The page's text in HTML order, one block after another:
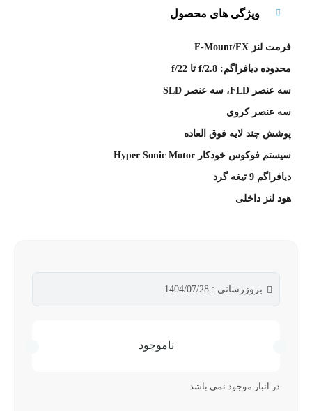
ویژگی های محصول
فرمت لنز F-Mount/FX
محدوده دیافراگم: f/2.8 تا f/22
سه عنصر FLD، سه عنصر SLD
سه عنصر کروی
پوشش چند لایه فوق العاده
سیستم فوکوس خودکار Hyper Sonic Motor
دیافراگم 9 تیغه گرد
هود لنز داخلی
بروزرسانی : 1404/07/28
ناموجود
در انبار موجود نمی باشد